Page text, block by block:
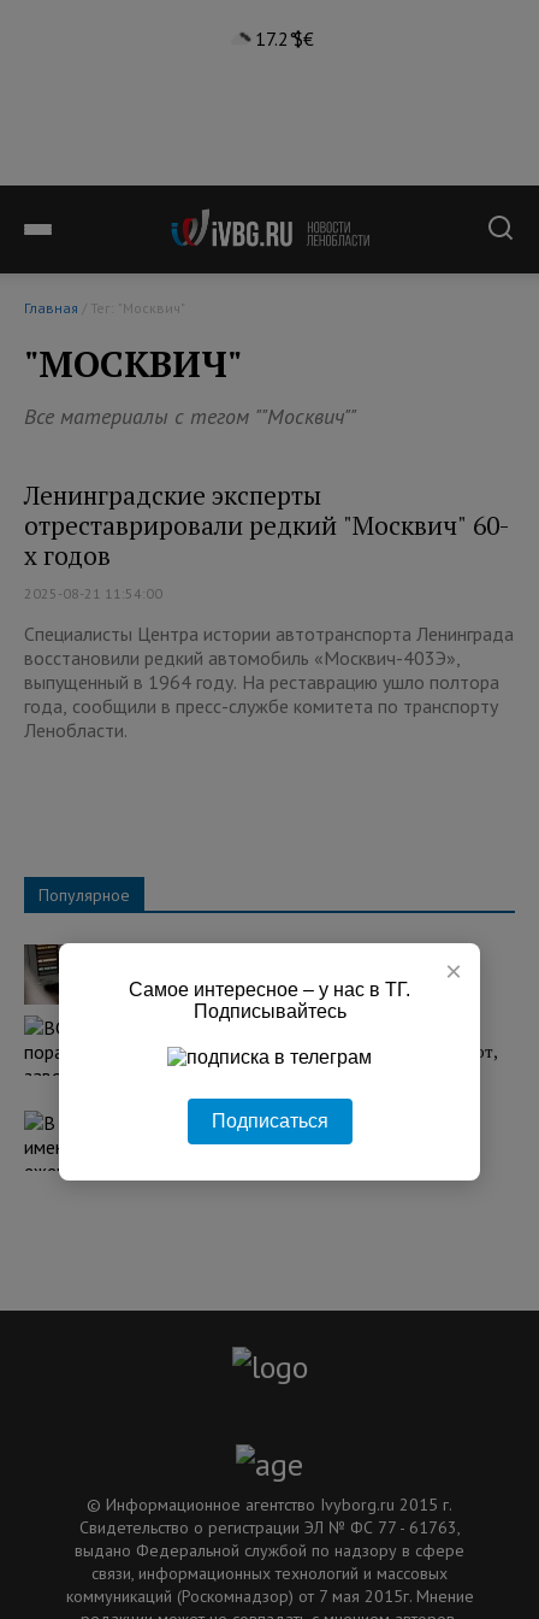
17.2°$€
Главная / Тег: "Москвич"
"МОСКВИЧ"
Все материалы с тегом ""Москвич""
Ленинградские эксперты
отреставрировали редкий "Москвич" 60-
х годов
2025-08-21 11:54:00
Специалисты Центра истории автотранспорта Ленинграда
восстановили редкий автомобиль «Москвич-403Э»,
выпущенный в 1964 году. На реставрацию ушло полтора
года, сообщили в пресс-службе комитета по транспорту
Ленобласти.
Популярное
украинский БПЛА
07:25 03.08.2026
ВС РФ поразили два завода в Киеве, где
собирают БПЛА. Западные СМИ сообщают,
11:34 31.07.2026
В США именем Иван ежегодно называют
тысячи новорожденных
© Информационное агентство Ivyborg.ru 2015 г.
Свидетельство о регистрации ЭЛ № ФС 77 - 61763,
выдано Федеральной службой по надзору в сфере
связи, информационных технологий и массовых
коммуникаций (Роскомнадзор) от 7 мая 2015г. Мнение
×
Самое интересное – у нас в ТГ.
Подписывайтесь
Подписаться